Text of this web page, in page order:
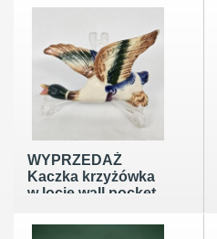
złoty dekor lata
WYPRZEDAŻ
Kaczka krzyżówka
w locie wall pocket